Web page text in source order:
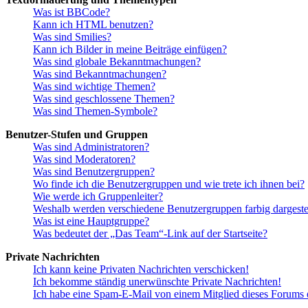
Was ist BBCode?
Kann ich HTML benutzen?
Was sind Smilies?
Kann ich Bilder in meine Beiträge einfügen?
Was sind globale Bekanntmachungen?
Was sind Bekanntmachungen?
Was sind wichtige Themen?
Was sind geschlossene Themen?
Was sind Themen-Symbole?
Benutzer-Stufen und Gruppen
Was sind Administratoren?
Was sind Moderatoren?
Was sind Benutzergruppen?
Wo finde ich die Benutzergruppen und wie trete ich ihnen bei?
Wie werde ich Gruppenleiter?
Weshalb werden verschiedene Benutzergruppen farbig
Was ist eine Hauptgruppe?
Was bedeutet der „Das Team“-Link auf der Startseite?
Private Nachrichten
Ich kann keine Privaten Nachrichten verschicken!
Ich bekomme ständig unerwünschte Private Nachrichten!
Ich habe eine Spam-E-Mail von einem Mitglied dieses Forums